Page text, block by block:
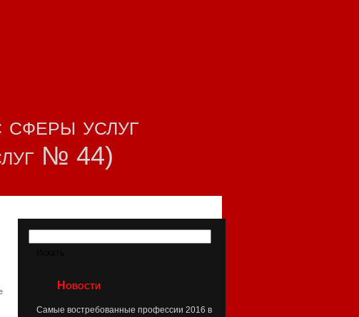
услуг
№ 44)
Новости
Самые востребованные профессии 2016 в